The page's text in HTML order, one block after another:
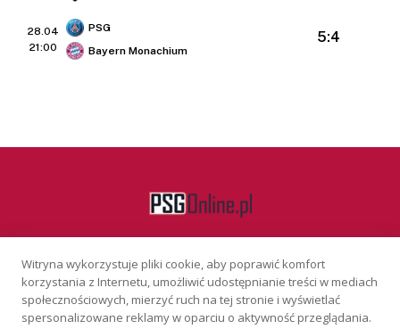
28.04
21:00
PSG
Bayern Monachium
5:4
Facebook
KONTAKT REKLAMA POLITYKA PRYWATNOŚCI
Witryna wykorzystuje pliki cookie, aby poprawić komfort
korzystania z Internetu, umożliwić udostępnianie treści w mediach
społecznościowych, mierzyć ruch na tej stronie i wyświetlać
spersonalizowane reklamy w oparciu o aktywność przeglądania.